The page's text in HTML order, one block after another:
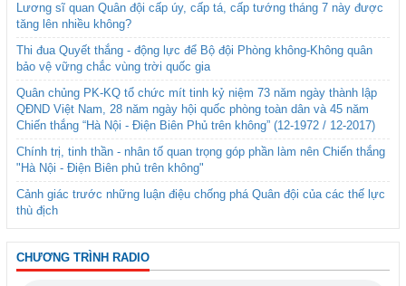
Lương sĩ quan Quân đội cấp úy, cấp tá, cấp tướng tháng 7 này được
tăng lên nhiều không?
Thi đua Quyết thắng - động lực để Bộ đội Phòng không-Không quân
bảo vệ vững chắc vùng trời quốc gia
Quân chủng PK-KQ tổ chức mít tinh kỷ niệm 73 năm ngày thành lập
QĐND Việt Nam, 28 năm ngày hội quốc phòng toàn dân và 45 năm
Chiến thắng “Hà Nội - Điện Biên Phủ trên không” (12-1972 / 12-2017)
Chính trị, tinh thần - nhân tố quan trọng góp phần làm nên Chiến thắng
"Hà Nội - Điện Biên phủ trên không"
Cảnh giác trước những luận điệu chống phá Quân đội của các thế lực
thù địch
CHƯƠNG TRÌNH RADIO